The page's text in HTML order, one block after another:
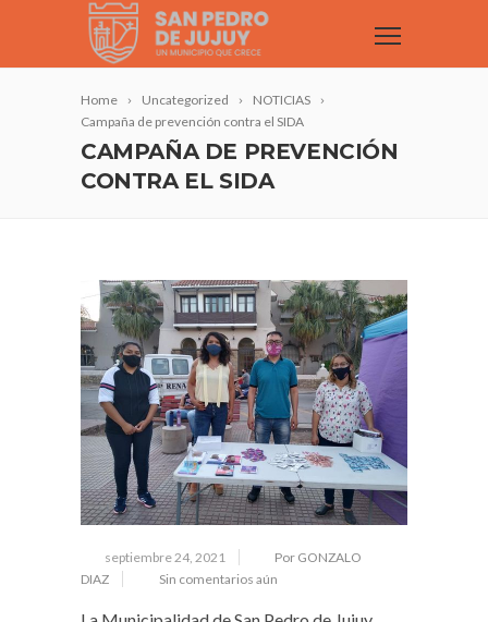
Home Uncategorized
NOTICIAS
Campaña de prevención contra el SIDA
CAMPAÑA DE PREVENCIÓN
CONTRA EL SIDA
septiembre 24, 2021
Por GONZALO
DIAZ
Sin comentarios aún